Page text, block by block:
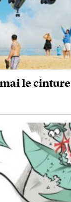
le cinture